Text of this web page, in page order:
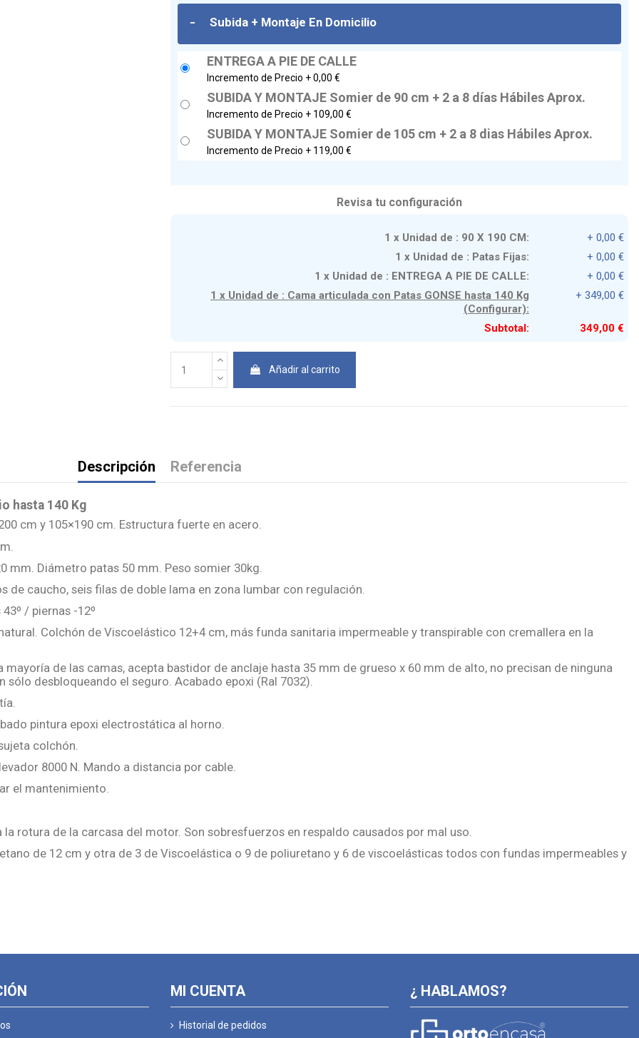
- Subida + Montaje En Domicilio
ENTREGA A PIE DE CALLE
Incremento de Precio +0,00 €
SUBIDA Y MONTAJE Somier de 90 cm + 2 a 8 días Hábiles Aprox.
Incremento de Precio + 109,00 €
SUBIDA Y MONTAJE Somier de 105 cm + 2 a 8 dias Hábiles Aprox.
Incremento de Precio + 119,00 €
Revisa tu configuración
1 x Unidad de : 90 X 190 CM:
+ 0,00 €
1 x Unidad de : Patas Fijas:
+ 0,00 €
1 x Unidad de : ENTREGA A PIE DE CALLE:
+ 0,00 €
1 x Unidad de : Cama articulada con Patas GONSE hasta 140 Kg
(Configurar):
+ 349,00 €
Subtotal: 349,00 €
Añadir al carrito
Descripción Referencia
hasta 140 Kg
cm y 105×190 cm. Estructura fuerte en acero.
mm. Diámetro patas 50 mm. Peso somier 30kg.
caucho, seis filas de doble lama en zona lumbar con regulación.
/ piernas -12º
Colchón de Viscoelástico 12+4 cm, más funda sanitaria impermeable y transpirable con cremallera en la
de las camas, acepta bastidor de anclaje hasta 35 mm de grueso x 60 mm de alto, no precisan de ninguna
desbloqueando el seguro. Acabado epoxi (Ral 7032).
pintura epoxi electrostática al horno.
colchón.
8000 N. Mando a distancia por cable.
el mantenimiento.
rotura de la carcasa del motor. Son sobresfuerzos en respaldo causados por mal uso.
de 12 cm y otra de 3 de Viscoelástica o 9 de poliuretano y 6 de viscoelásticas todos con fundas impermeables y
MI CUENTA
Historial de pedidos
¿ HABLAMOS?